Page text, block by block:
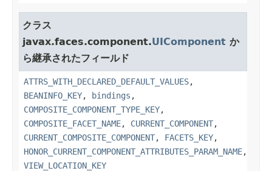
クラス
javax.faces.component.UIComponent か
ら継承されたフィールド
ATTRS_WITH_DECLARED_DEFAULT_VALUES,
BEANINFO_KEY, bindings ,
COMPOSITE_COMPONENT_TYPE_KEY,
COMPOSITE_FACET_NAME, CURRENT_COMPONENT,
CURRENT_COMPOSITE_COMPONENT, FACETS_KEY,
HONOR_CURRENT_COMPONENT_ATTRIBUTES_PARAM_NAME,
VIEW_LOCATION_KEY